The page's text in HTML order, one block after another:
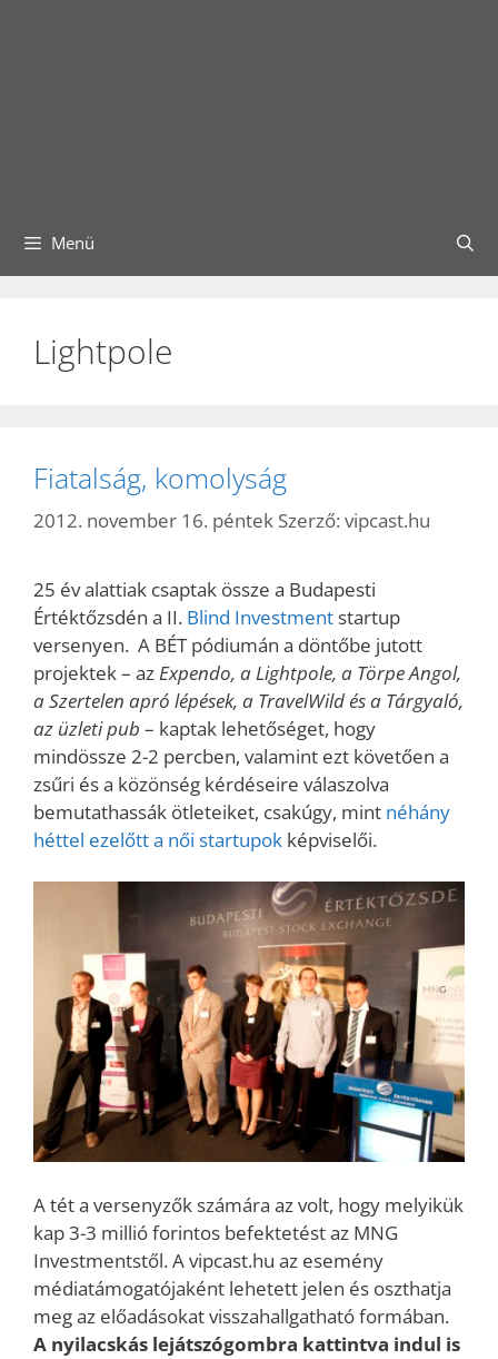
Menü
Lightpole
Fiatalság, komolyság
2012. november 16. péntek Szerző: vipcast.hu
25 év alattiak csaptak össze a Budapesti
Értéktőzsdén a II. Blind Investment startup
versenyen. A BÉT pódiumán a döntőbe jutott
projektek – az Expendo, a Lightpole, a Törpe Angol,
a Szertelen apró lépések, a TravelWild és a Tárgyaló,
az üzleti pub – kaptak lehetőséget, hogy
mindössze 2-2 percben, valamint ezt követően a
zsűri és a közönség kérdéseire válaszolva
bemutathassák ötleteiket, csakúgy, mint néhány
héttel ezelőtt a női startupok képviselői.
A tét a versenyzők számára az volt, hogy melyikük
kap 3-3 millió forintos befektetést az MNG
Investmentstől. A vipcast.hu az esemény
médiatámogatójaként lehetett jelen és oszthatja
meg az előadásokat visszahallgatható formában.
A nyilacskás lejátszógombra kattintva indul is